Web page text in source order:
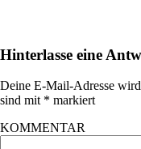
Hinterlasse eine
Deine E-Mail-Adresse
sind mit * markiert
KOMMENTAR